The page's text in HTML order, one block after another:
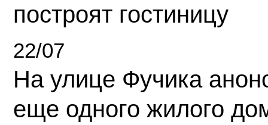
построят гостиницу
22/07
На улице Фучика
еще одного жилого